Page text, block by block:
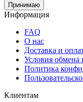
Принимаю
Информация
FAQ
О нас
Доставка и
Условия обмена
Политика
Клиентам